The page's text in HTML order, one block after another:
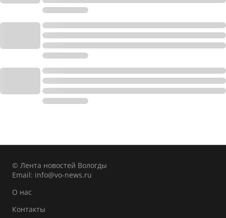
© Лента новостей Вологды
Email: info@vo-news.ru
О нас
Контакты